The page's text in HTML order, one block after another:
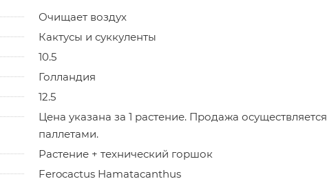
Очищает воздух
Кактусы и суккуленты
10.5
Голландия
12.5
Цена указана за 1 растение. Продажа осуществляется
паллетами.
Растение + технический горшок
Ferocactus Hamatacanthus